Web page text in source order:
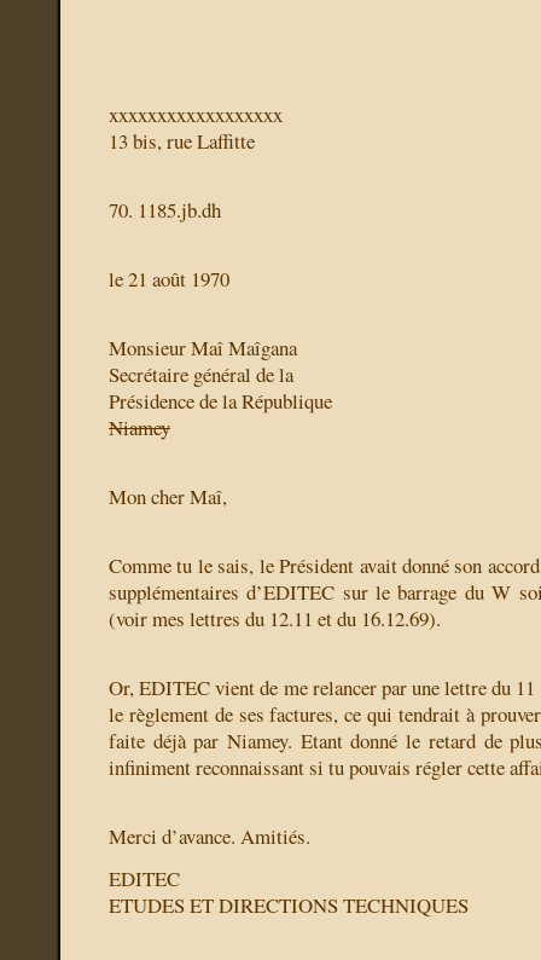
xxxxxxxxxxxxxxxxxx
13 bis, rue Laffitte
70. 1185.jb.dh
le21 août 1970
Monsieur Maî Maîgana
Secrétaire général de la
Présidence de la République
Niamey
Mon cher Maî,
Comme tu le sais, le Président avait donné son
supplémentaires d’EDITEC sur le barrage du W
(voir mes lettres du 12.11 et du 16.12.69).
Or, EDITEC vient de me relancer par une lettre du
le règlement de ses factures, ce qui tendrait à
faite déjà par Niamey. Etant donné le retard de
infiniment reconnaissant si tu pouvais régler cette
Merci d’avance. Amitiés.
EDITEC
ETUDES ET DIRECTIONS TECHNIQUES